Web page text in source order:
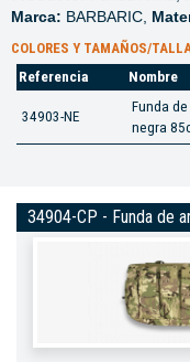
Marca: BARBARIC,
COLORES Y TAMAÑOS/
Referencia
Nombre
34903-NE
Funda
negra
34904-CP - Funda de